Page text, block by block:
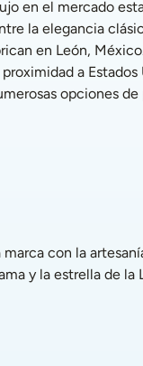
la elegancia
en León,
a
opciones
y la estrella de la